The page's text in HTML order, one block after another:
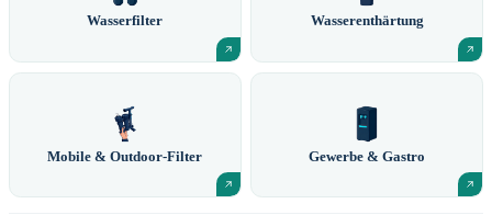
Wasserfilter Wasserenthärtung
Mobile & Outdoor-Filter Gewerbe & Gastro